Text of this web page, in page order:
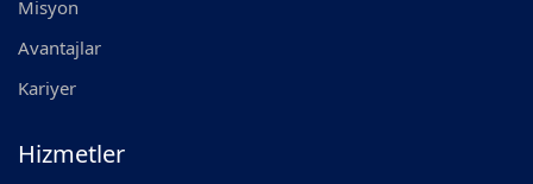
Misyon
Avantajlar
Kariyer
Hizmetler